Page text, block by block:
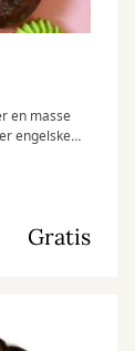
en masse
engelske
Gratis